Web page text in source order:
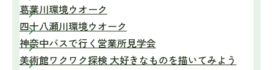
葛葉川環境ウオーク
四十八瀬川環境ウオーク
神奈中バスで行く営業所見学会
美術館ワクワク探検 大好きなものを描いてみよう